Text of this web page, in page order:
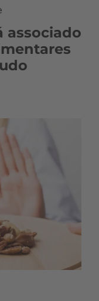
associado